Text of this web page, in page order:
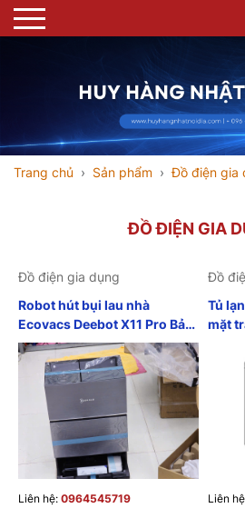
Trang chủ Sản phẩm Đồ điện gia
ĐỒ ĐIỆN GIA
Đồ điện gia dụng
Robot hút bụi lau nhà
Ecovacs Deebot X11 Pro Bản
Quốc Tế date 2025
Liên hệ: 0964545719
Đồ
Tủ
mặt
Liên